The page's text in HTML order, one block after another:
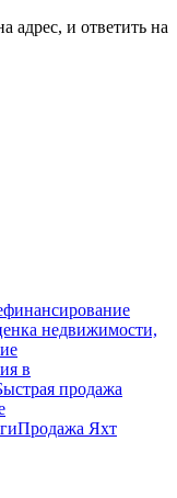
адрес, и ответить на
недвижимости,
в
продажа
Продажа Яхт